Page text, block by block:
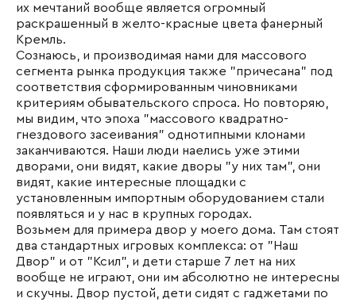
их мечтаний вообще является огромный
раскрашенный в желто-красные цвета фанерный
Кремль.
Сознаюсь, и производимая нами для массового
сегмента рынка продукция также "причесана" под
соответствия сформированным чиновниками
критериям обывательского спроса. Но повторяю,
мы видим, что эпоха "массового квадратно-
гнездового засеивания" однотипными клонами
заканчиваются. Наши люди наелись уже этими
дворами, они видят, какие дворы "у них там", они
видят, какие интересные площадки с
установленным импортным оборудованием стали
появляться и у нас в крупных городах.
Возьмем для примера двор у моего дома. Там стоят
два стандартных игровых комплекса: от "Наш
Двор" и от "Ксил", и дети старше 7 лет на них
вообще не играют, они им абсолютно не интересны
и скучны. Двор пустой, дети сидят с гаджетами по